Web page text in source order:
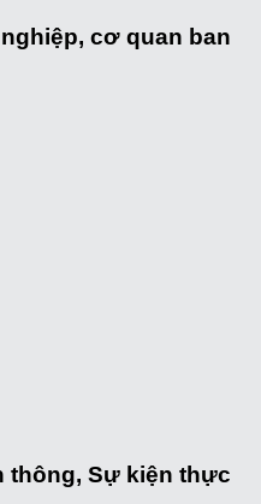
cơ quan ban
thông, Sự kiện thực